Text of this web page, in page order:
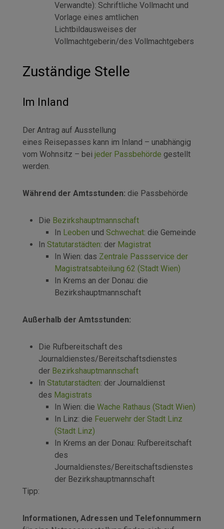
Verwandte): Schriftliche Vollmacht und
Vorlage eines amtlichen
Lichtbildausweises der
Vollmachtgeberin/des Vollmachtgebers
Zuständige Stelle
Im Inland
Der Antrag auf Ausstellung
eines Reisepasses kann im Inland – unabhängig
vom Wohnsitz – bei jeder Passbehörde gestellt
werden.
Während der Amtsstunden: die Passbehörde
Die Bezirkshauptmannschaft
In Leoben und Schwechat: die Gemeinde
In Statutarstädten: der Magistrat
In Wien: das Zentrale Passservice der
Magistratsabteilung 62 (Stadt Wien)
In Krems an der Donau: die
Bezirkshauptmannschaft
Außerhalb der Amtsstunden:
Die Rufbereitschaft des
Journaldienstes/Bereitschaftsdienstes
der Bezirkshauptmannschaft
In Statutarstädten: der Journaldienst
des Magistrats
In Wien: die Wache Rathaus (Stadt Wien)
In Linz: die Feuerwehr der Stadt Linz
(Stadt Linz)
In Krems an der Donau: Rufbereitschaft
des
Journaldienstes/Bereitschaftsdienstes
der Bezirkshauptmannschaft
Tipp:
Informationen, Adressen und Telefonnummern